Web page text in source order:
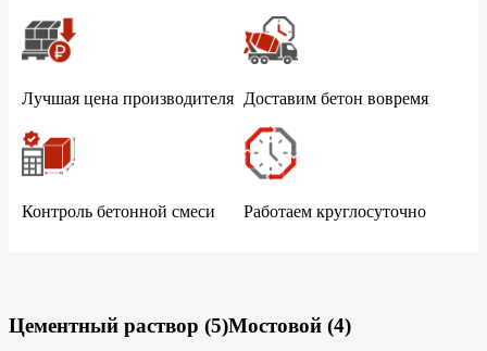
Лучшая цена производителя Доставим бетон вовремя
Контроль бетонной смеси Работаем круглосуточно
Цементный раствор (5)Мостовой (4)